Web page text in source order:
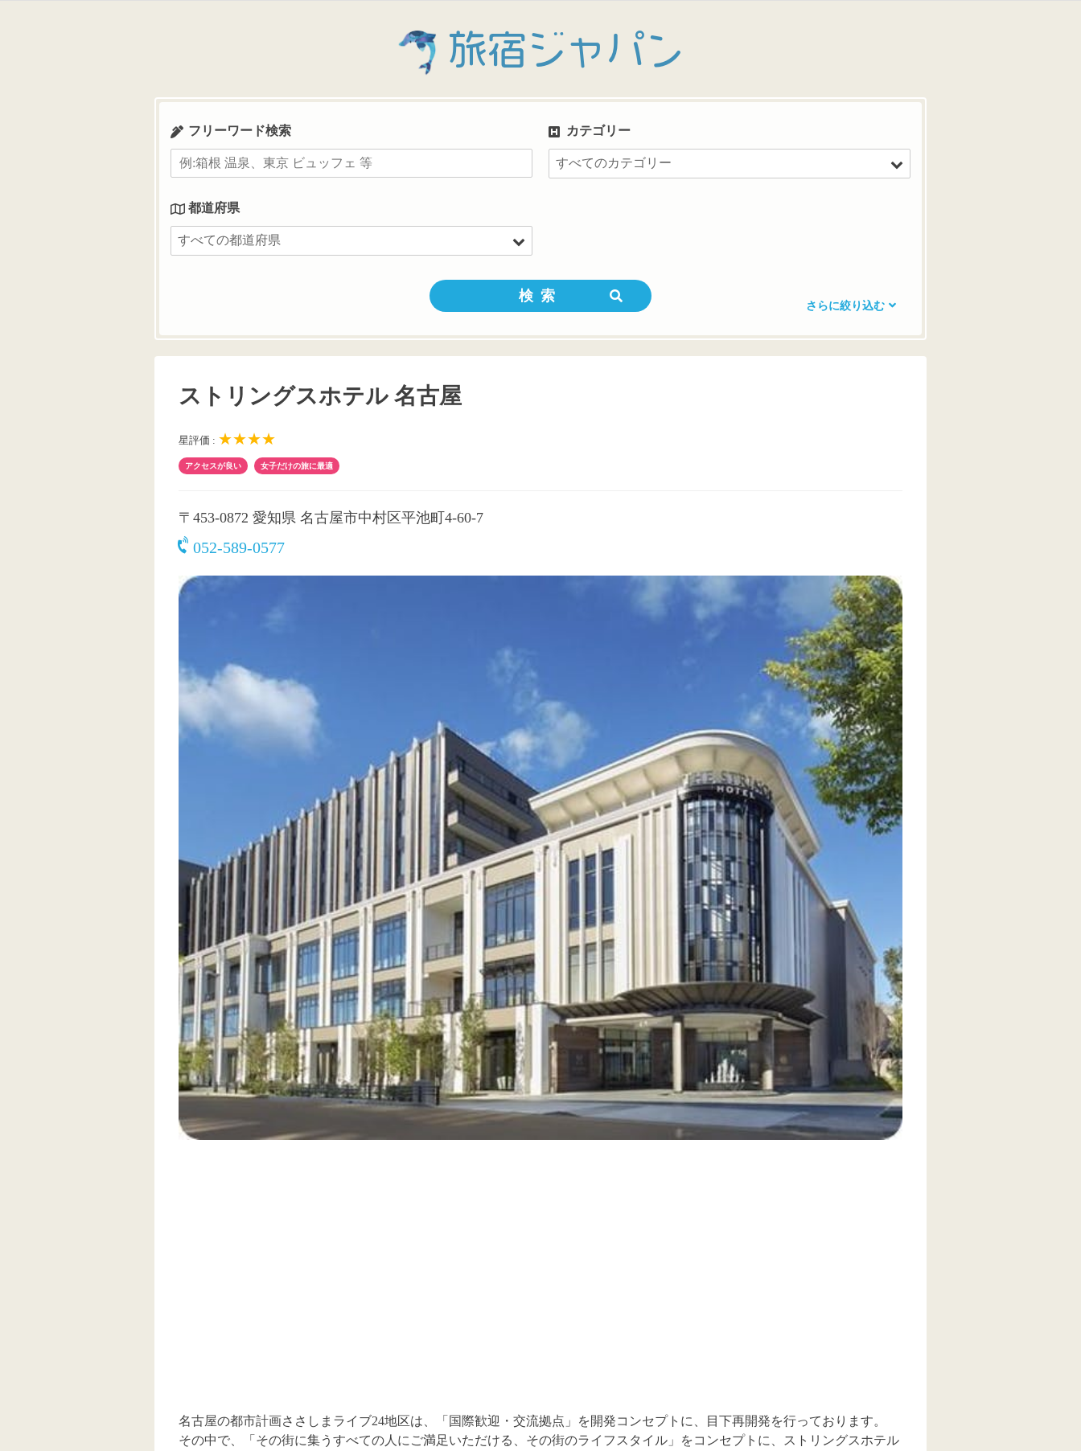
旅宿ジャパン
フリーワード検索 カテゴリー
都道府県
さらに絞り込む
ストリングスホテル 名古屋
星評価 : ★★★★
アクセスが良い 女子だけの旅に最適
〒453-0872 愛知県 名古屋市中村区平池町4-60-7
052-589-0577
名古屋の都市計画ささしまライブ24地区は、「国際歓迎・交流拠点」を開発コンセプトに、目下再開発を行っております。
その中で、「その街に集うすべての人にご満足いただける、その街のライフスタイル」をコンセプトに、ストリングスホテル